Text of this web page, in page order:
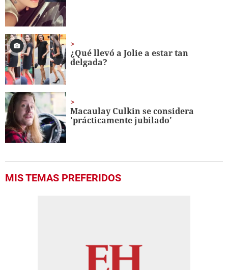
seconds
¿Qué llevó a Jolie a estar tan
delgada?
Macaulay Culkin se considera
'prácticamente jubilado'
MIS TEMAS PREFERIDOS